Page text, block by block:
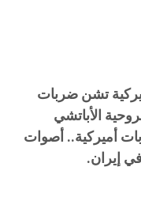
تشن ضربات
الأباتشي
أميركية.. أصوات
إيران.